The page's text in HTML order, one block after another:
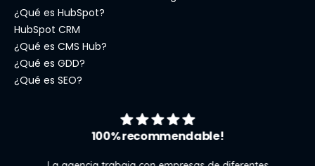
¿Qué es HubSpot?
HubSpot CRM
¿Qué es CMS Hub?
¿Qué es GDD?
¿Qué es SEO?
100% recommendable!